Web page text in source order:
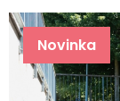
Novinka